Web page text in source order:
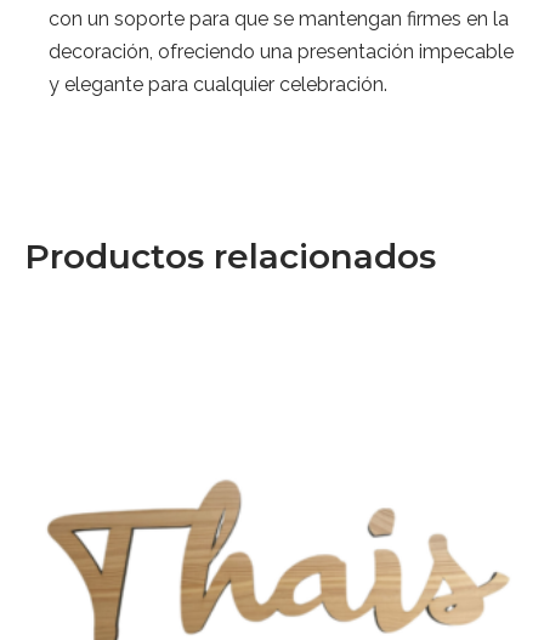
con un soporte para que se mantengan firmes en la
decoración, ofreciendo una presentación impecable
y elegante para cualquier celebración.
Productos relacionados